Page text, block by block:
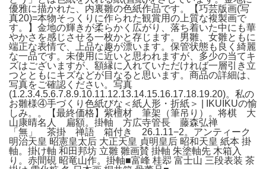
優雅に描かれた、内裏雛の色紙作品です。【巧芸版画(写
真20)=本物そっくりに作られた観賞用の上質な複製画で
す。】金地の輝きが柔らかく広がり、落ち着いた中にも華
やかさを感じさせる一枚かと存じます。男雛、女雛ともに
端正な表情で、上品な趣が漂います。保管状態も良く綺麗
な一品です。未使用に近いと思われますが、多少の当てキ
ズはございますが、額縁に入れていただければ一層引き立
つとともにキズなどが目なると思います。商品の詳細は、
写真をご確認ください。写真
(1.2.3.4.5.6.7.8.9.10.11.12.13.14.15.16.17.18.19.20)。私の
お雛様④手づくり色紙びな＜紙人形・折紙＞ | IKUIKUの愉
しみ。。【最終価格】紫檀材 筆架（筆吊り）。将棋 大
山康晴名人 扁額。掛軸 方広寺管長 藤森弘禅
「無」 茶掛 禅語 箱付き 26.1.11−2。アンティーク
明治天皇 昭憲皇太后 大正天皇 貞明皇后 昭和天皇 紙本 掛
軸。掛け軸 和田邦坊 立雛 雛画賛 掛軸 朱塗軸先 木箱入
り。赤間硯 昭竜山作。掛軸■富峰 桂翆 富士山 三段表装 茶